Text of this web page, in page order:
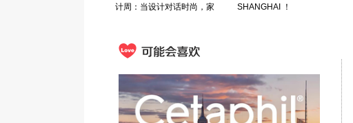
计周：当设计对话时尚，家
SHANGHAI ！